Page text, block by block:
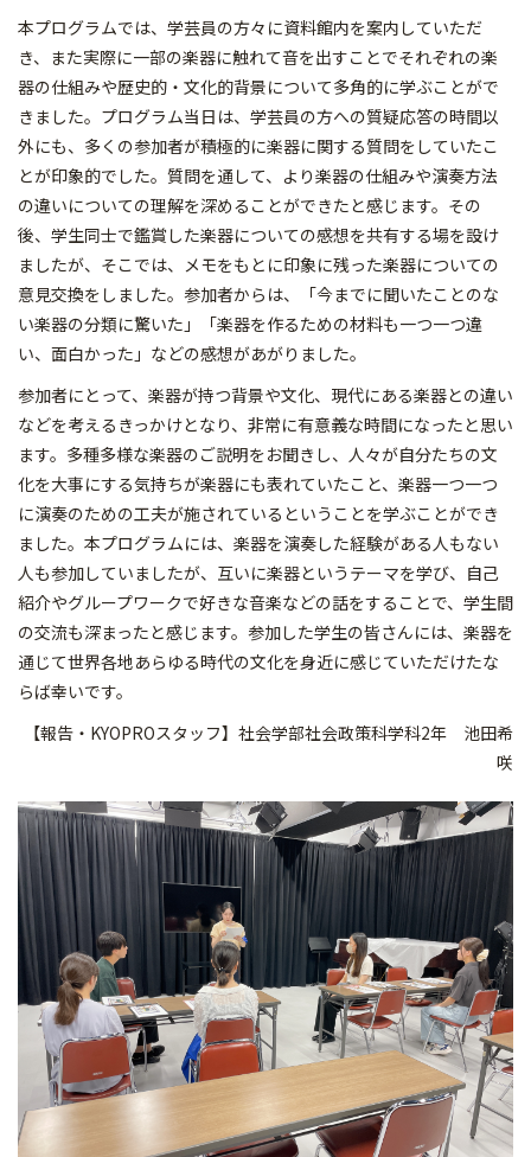
本プログラムでは、学芸員の方々に資料館内を案内していただ
き、また実際に一部の楽器に触れて音を出すことでそれぞれの楽
器の仕組みや歴史的・文化的背景について多角的に学ぶことがで
きました。プログラム当日は、学芸員の方への質疑応答の時間以
外にも、多くの参加者が積極的に楽器に関する質問をしていたこ
とが印象的でした。質問を通して、より楽器の仕組みや演奏方法
の違いについての理解を深めることができたと感じます。その
後、学生同士で鑑賞した楽器についての感想を共有する場を設け
ましたが、そこでは、メモをもとに印象に残った楽器についての
意見交換をしました。参加者からは、「今までに聞いたことのな
い楽器の分類に驚いた」「楽器を作るための材料も一つ一つ違
い、面白かった」などの感想があがりました。
参加者にとって、楽器が持つ背景や文化、現代にある楽器との違い
などを考えるきっかけとなり、非常に有意義な時間になったと思い
ます。多種多様な楽器のご説明をお聞きし、人々が自分たちの文
化を大事にする気持ちが楽器にも表れていたこと、楽器一つ一つ
に演奏のための工夫が施されているということを学ぶことができ
ました。本プログラムには、楽器を演奏した経験がある人もない
人も参加していましたが、互いに楽器というテーマを学び、自己
紹介やグループワークで好きな音楽などの話をすることで、学生間
の交流も深まったと感じます。参加した学生の皆さんには、楽器を
通じて世界各地あらゆる時代の文化を身近に感じていただけたな
らば幸いです。
【報告・KYOPROスタッフ】社会学部社会政策科学科2年 池田希
咲